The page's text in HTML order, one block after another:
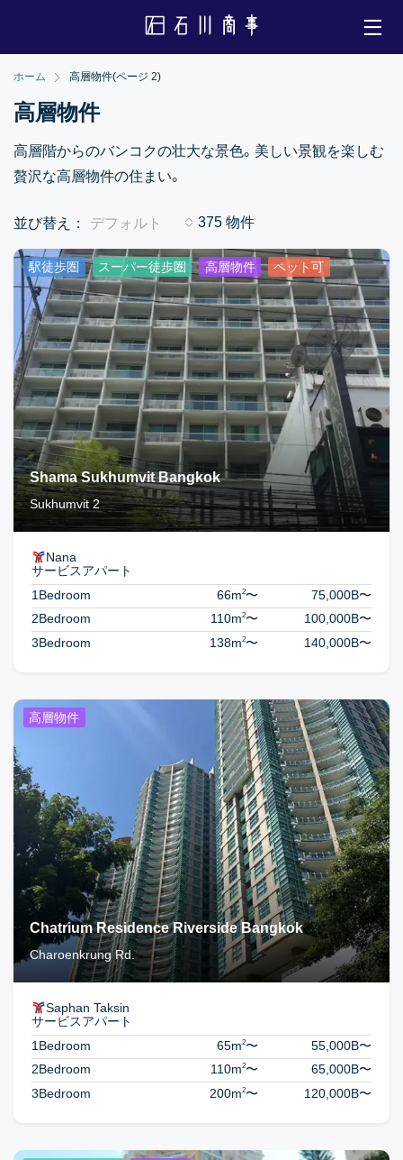
ホーム 高層物件(ページ 2)
高層物件
高層階からのバンコクの壮大な景色。美しい景観を楽しむ
贅沢な高層物件の住まい。
375 物件
並び替え： デフォルト
駅徒歩圏 スーパー徒歩圏 高層物件 ペット可
Shama Sukhumvit Bangkok
Sukhumvit 2
Nana
サービスアパート
1Bedroom
66m2〜 75,000B〜
2Bedroom
110m2〜 100,000B〜
3Bedroom
138m2〜 140,000B〜
高層物件
Chatrium Residence Riverside Bangkok
Charoenkrung Rd.
Saphan Taksin
サービスアパート
1Bedroom
65m2〜 55,000B〜
2Bedroom
110m2〜 65,000B〜
3Bedroom
200m2〜 120,000B〜